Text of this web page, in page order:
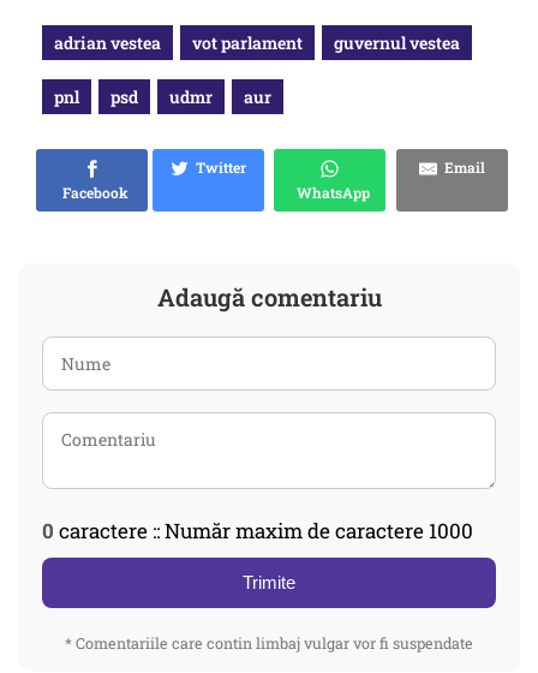
adrian vestea vot parlament guvernul vestea
pnl psd udmr aur
Facebook
Twitter
WhatsApp
Email
Adaugă comentariu
0 caractere :: Număr maxim de caractere 1000
Trimite
* Comentariile care contin limbaj vulgar vor fi suspendate